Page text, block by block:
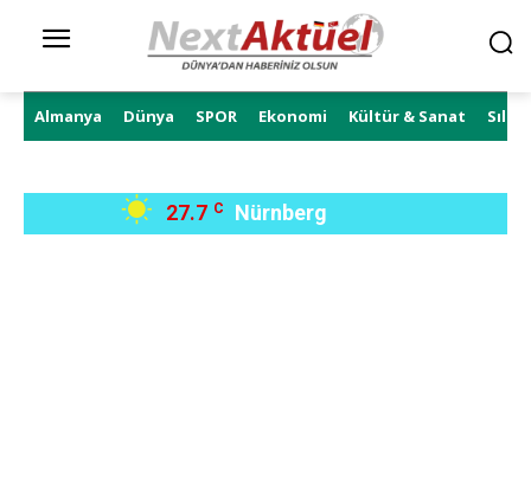
Almanya Dünya SPOR Ekonomi Kültür & Sanat Sıla
27.7 C Nürnberg